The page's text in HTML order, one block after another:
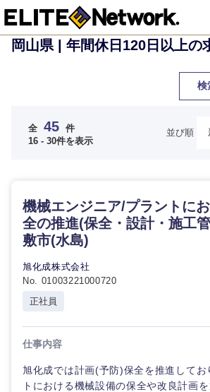
岡山県 | 年間休日120日以上の
検
全 45 件
16 - 30件を表示
並び順
機械エンジニア/プラントに
全の推進(保全・設計・施工
敷市(水島)
旭化成株式会社
No. 01003221000720
正社員
仕事内容
旭化成では計画(予防)保全を推進してお
トにおける機械設備の保全や改良計画